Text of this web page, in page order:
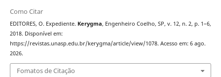
Como Citar
EDITORES, O. Expediente. Kerygma, Engenheiro Coelho, SP, v. 12, n. 2, p. 1–6,
2018. Disponível em:
https://revistas.unasp.edu.br/kerygma/article/view/1078. Acesso em: 6 ago.
2026.
Fomatos de Citação